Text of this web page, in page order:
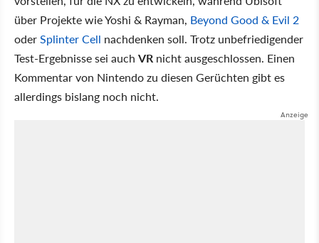
über Projekte wie Yoshi & Rayman, Beyond Good & Evil 2
oderSplinter Cell nachdenken soll. Trotz unbefriedigender
Test-Ergebnisse sei auch VR nicht ausgeschlossen. Einen
Kommentar von Nintendo zu diesen Gerüchten gibt es
allerdings bislang noch nicht.